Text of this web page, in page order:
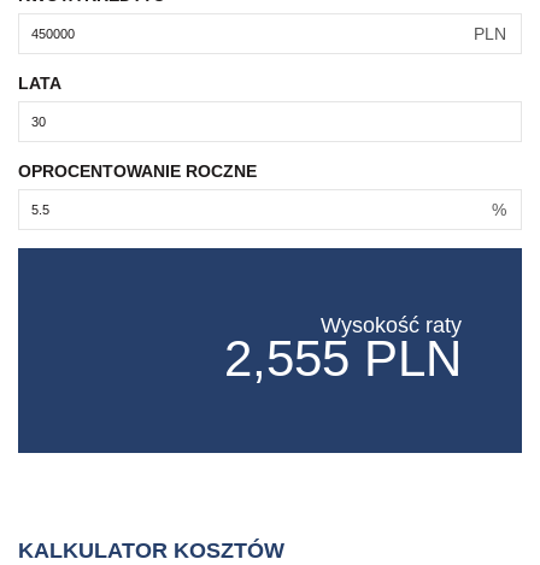
PLN
LATA
OPROCENTOWANIE ROCZNE
%
Wysokość raty
2,555 PLN
KALKULATOR KOSZTÓW